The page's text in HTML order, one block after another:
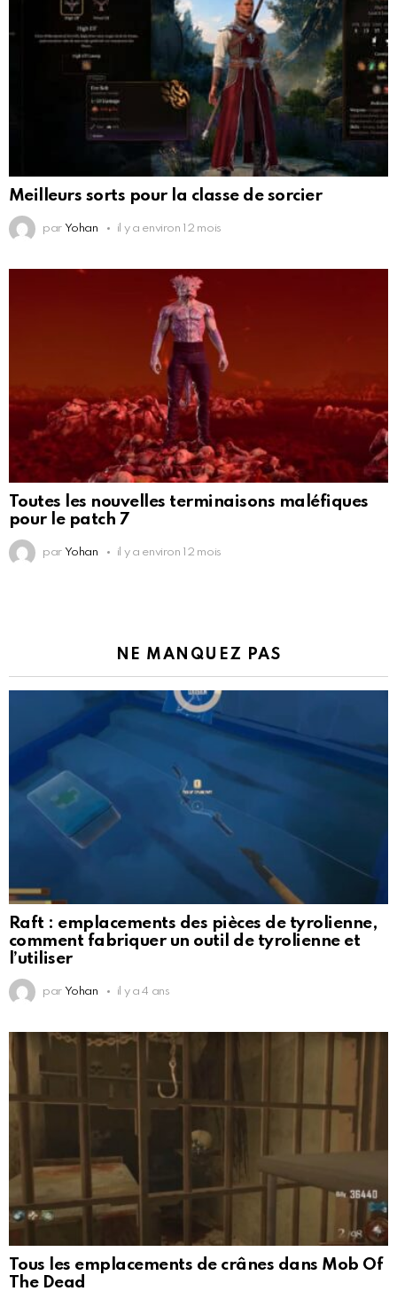
Meilleurs sorts pour la classe de sorcier
par Yohan il y a environ 12 mois
Toutes les nouvelles terminaisons maléfiques
pour le patch 7
par Yohan il y a environ 12 mois
NE MANQUEZ PAS
Raft : emplacements des pièces de tyrolienne,
comment fabriquer un outil de tyrolienne et
l’utiliser
par Yohan il y a 4 ans
Tous les emplacements de crânes dans Mob Of
The Dead